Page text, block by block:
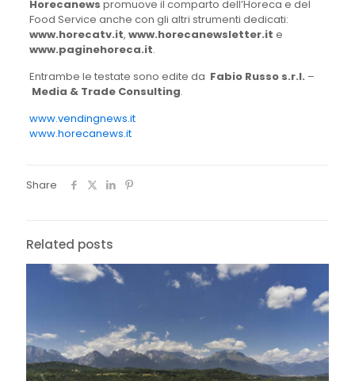
Horecanews promuove il comparto dell’Horeca e del
Food Service anche con gli altri strumenti dedicati:
www.horecatv.it, www.horecanewsletter.it e
www.paginehoreca.it.
Entrambe le testate sono edite da Fabio Russo s.r.l. –
Media & Trade Consulting.
www.vendingnews.it
www.horecanews.it
Share
Related posts